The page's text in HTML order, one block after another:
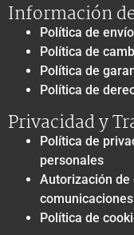
Información
Política de
Política de
Política de
Política de
Privacidad y
Política de
personales
Autorización
Política de